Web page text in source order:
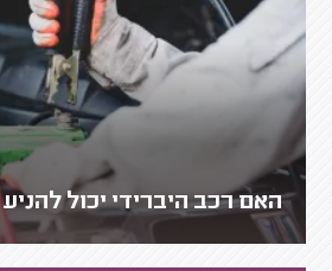
האם רכב היברידי יכול